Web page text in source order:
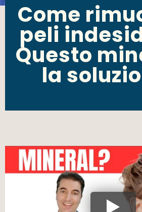
Come
peli
Questo
la